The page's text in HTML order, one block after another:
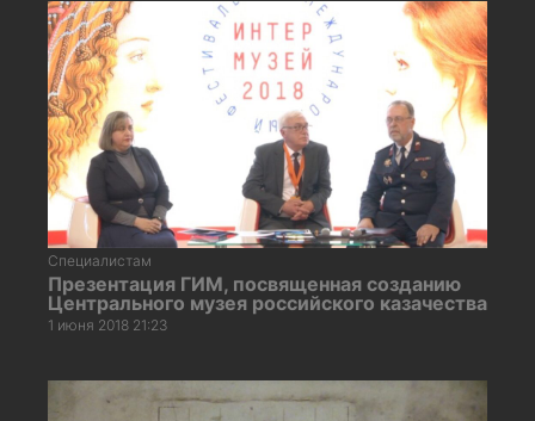
Специалистам
Презентация ГИМ, посвященная созданию
Центрального музея российского казачества
1 июня 2018 21:23